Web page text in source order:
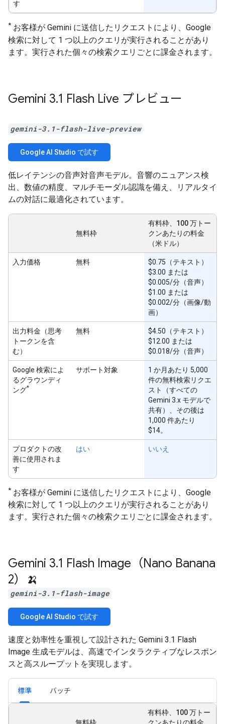
す
* お客様が Gemini に送信したリクエストにより、Google
検索に対して 1 つ以上のクエリが実行されることがあり
ます。実行された個々の検索クエリごとに課金されます。
Gemini 3.1 Flash Live プレビュー
gemini-3.1-flash-live-preview
Google AI Studio で試す
低レイテンシの音声対音声モデル。音響のニュアンス検
出、数値の精度、マルチモーダル認識を備え、リアルタイ
ムの対話に最適化されています。
無料枠
有料枠、100 万トー
クンあたりの料金
（米ドル）
入力価格 無料
$0.75（テキスト）
$3.00 または
$0.005/分（音声）
$1.00 または
$0.002/分（画像/動
画）
出力料金（思考
トークンを含
む）
無料
$4.50（テキスト）
$12.00 または
$0.018/分（音声）
Google 検索によ
るグラウンディ
ング*
サポート対象
1 か月あたり 5,000
件の無料検索リクエ
スト（すべての
Gemini 3.x モデルで
共有）、その後は
1,000 件あたり
$14。
プロダクトの改
善に使用されま
す
はい いいえ
* お客様が Gemini に送信したリクエストにより、Google
検索に対して 1 つ以上のクエリが実行されることがあり
ます。実行された個々の検索クエリごとに課金されます。
Gemini 3.1 Flash Image（Nano Banana
2）🍌
gemini-3.1-flash-image
Google AI Studio で試す
速度と効率性を重視して設計された Gemini 3.1 Flash
Image 生成モデルは、高速でインタラクティブなレスポン
スと高スループットを実現します。
標準 バッチ
有料枠、100 万トー